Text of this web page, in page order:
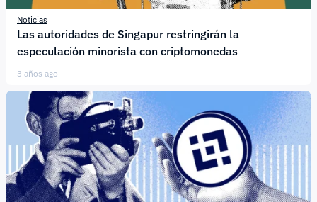
Noticias
Las autoridades de Singapur restringirán la
especulación minorista con criptomonedas
3 años ago